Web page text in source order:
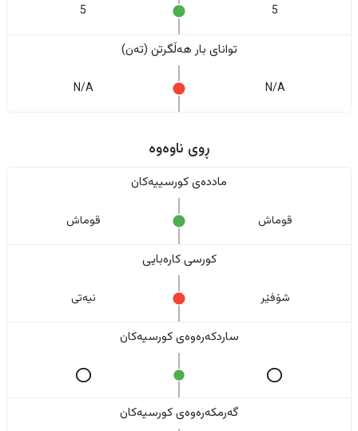
5
5
تواناى بار هەڵگرتن (تەن)
N/A
N/A
ڕوی ناوەوە
ماددەی کورسییەکان
قوماش قوماش
کورسی کارەبایی
شۆفێر نیەتی
ساردکەرەوەی کورسیەکان
گەرمکەرەوەی کورسیەکان